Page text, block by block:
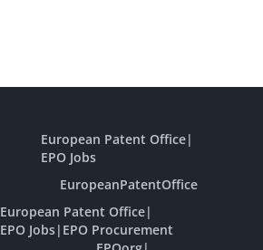
European Patent Office|
EPO Jobs
EuropeanPatentOffice
European Patent Office|
EPO Jobs| EPO Procurement